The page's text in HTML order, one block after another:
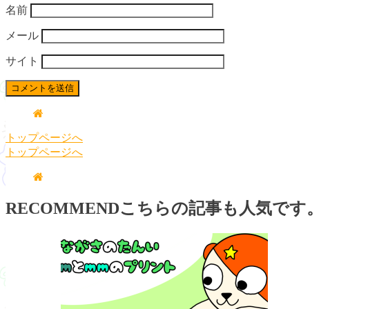
名前
メール
サイト
トップページへ
トップページへ
RECOMMENDこちらの記事も人気です。